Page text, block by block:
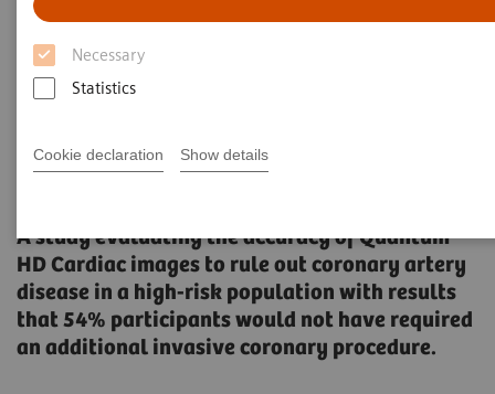
Necessary
Statistics
Cookie declaration Show details
Accuracy of ultra high-
resolution photon-counting CT
for detecting coronary artery
disease in a high-risk
A study evaluating the accuracy of Quantum
HD Cardiac images to rule out coronary artery
disease in a high-risk population with results
that 54% participants would not have required
an additional invasive coronary procedure.